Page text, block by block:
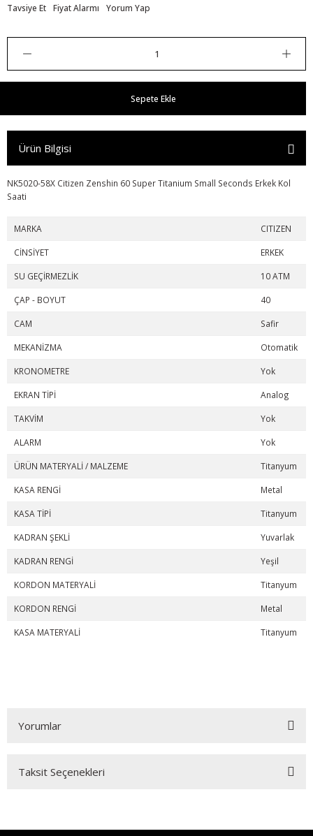
Tavsiye Et Fiyat Alarmı Yorum Yap
Sepete Ekle
Ürün Bilgisi
NK5020-58X Citizen Zenshin 60 Super Titanium Small Seconds Erkek Kol
Saati
MARKA CITIZEN
CİNSİYET ERKEK
SU GEÇİRMEZLİK 10 ATM
ÇAP - BOYUT 40
CAM Safir
MEKANİZMA Otomatik
KRONOMETRE Yok
EKRAN TİPİ Analog
TAKVİM Yok
ALARM Yok
ÜRÜN MATERYALİ / MALZEME Titanyum
KASA RENGİ Metal
KASA TİPİ Titanyum
KADRAN ŞEKLİ Yuvarlak
KADRAN RENGİ Yeşil
KORDON MATERYALİ Titanyum
KORDON RENGİ Metal
KASA MATERYALİ Titanyum
Yorumlar
Taksit Seçenekleri